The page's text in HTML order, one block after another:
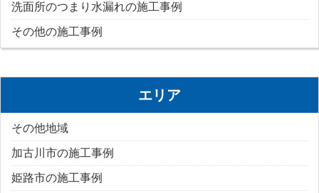
洗面所のつまり水漏れの施工事例
その他の施工事例
エリア
その他地域
加古川市の施工事例
姫路市の施工事例